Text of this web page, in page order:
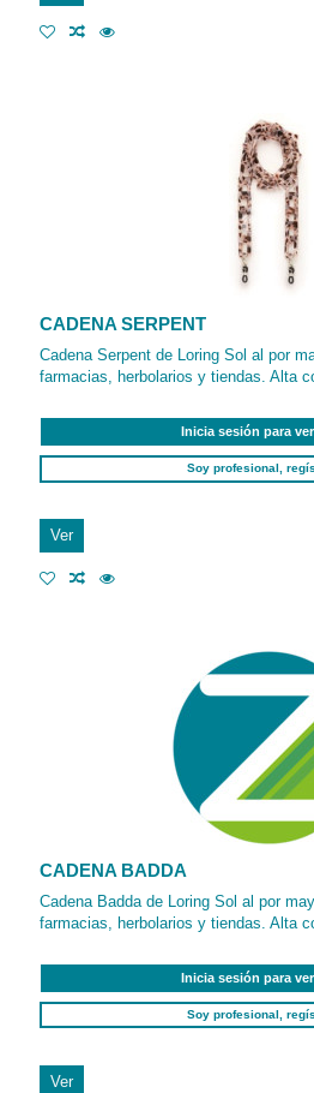
CADENA SERPENT
Cadena Serpent de Loring Sol al por
farmacias, herbolarios y tiendas. Alta
Inicia sesión para
Soy profesional,
Ver
CADENA BADDA
Cadena Badda de Loring Sol al por
farmacias, herbolarios y tiendas. Alta
Inicia sesión para
Soy profesional,
Ver